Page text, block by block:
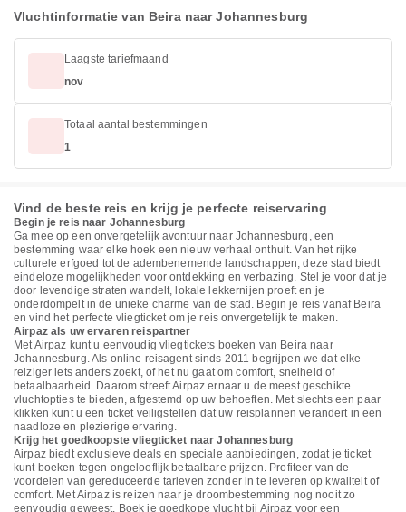
Vluchtinformatie van Beira naar Johannesburg
Laagste tariefmaand
nov
Totaal aantal bestemmingen
1
Vind de beste reis en krijg je perfecte reiservaring
Begin je reis naar Johannesburg
Ga mee op een onvergetelijk avontuur naar Johannesburg, een
bestemming waar elke hoek een nieuw verhaal onthult. Van het rijke
culturele erfgoed tot de adembenemende landschappen, deze stad biedt
eindeloze mogelijkheden voor ontdekking en verbazing. Stel je voor dat je
door levendige straten wandelt, lokale lekkernijen proeft en je
onderdompelt in de unieke charme van de stad. Begin je reis vanaf Beira
en vind het perfecte vliegticket om je reis onvergetelijk te maken.
Airpaz als uw ervaren reispartner
Met Airpaz kunt u eenvoudig vliegtickets boeken van Beira naar
Johannesburg. Als online reisagent sinds 2011 begrijpen we dat elke
reiziger iets anders zoekt, of het nu gaat om comfort, snelheid of
betaalbaarheid. Daarom streeft Airpaz ernaar u de meest geschikte
vluchtopties te bieden, afgestemd op uw behoeften. Met slechts een paar
klikken kunt u een ticket veiligstellen dat uw reisplannen verandert in een
naadloze en plezierige ervaring.
Krijg het goedkoopste vliegticket naar Johannesburg
Airpaz biedt exclusieve deals en speciale aanbiedingen, zodat je ticket
kunt boeken tegen ongelooflijk betaalbare prijzen. Profiteer van de
voordelen van gereduceerde tarieven zonder in te leveren op kwaliteit of
comfort. Met Airpaz is reizen naar je droombestemming nog nooit zo
eenvoudig geweest. Boek je goedkope vlucht bij Airpaz voor een